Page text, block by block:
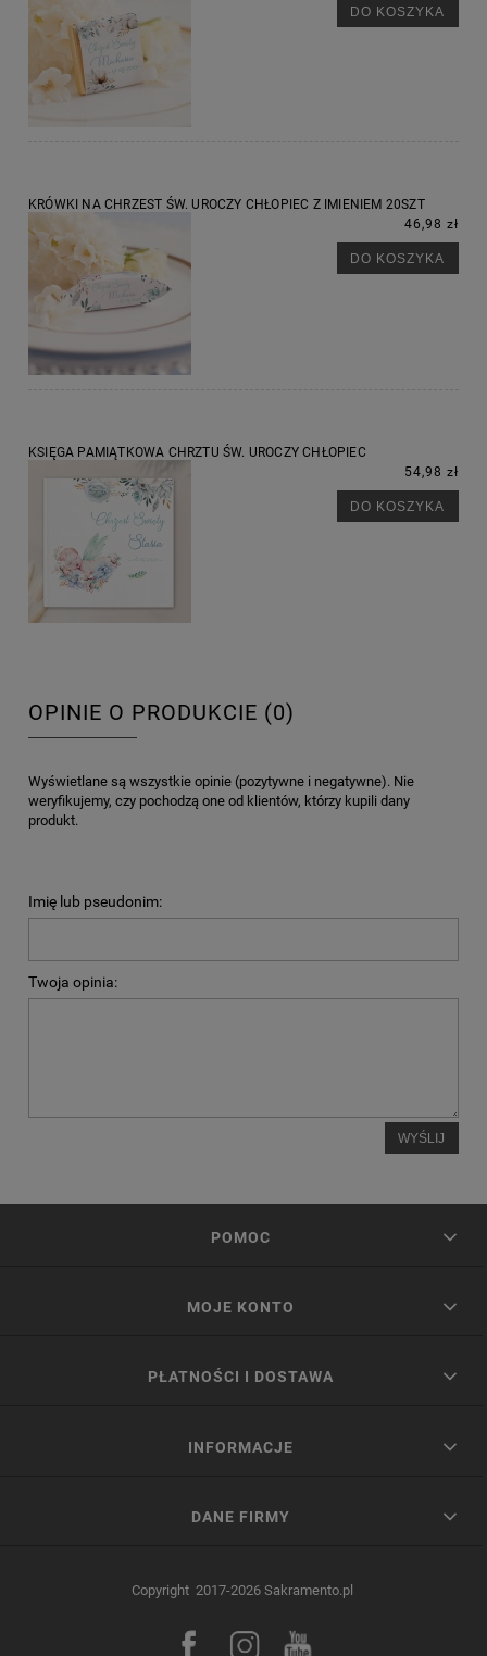
DO KOSZYKA
KRÓWKI NA CHRZEST ŚW. UROCZY CHŁOPIEC Z IMIENIEM 20SZT
46,98 zł
DO KOSZYKA
KSIĘGA PAMIĄTKOWA CHRZTU ŚW. UROCZY CHŁOPIEC
54,98 zł
DO KOSZYKA
OPINIE O PRODUKCIE (0)
Wyświetlane są wszystkie opinie (pozytywne i negatywne). Nie
weryfikujemy, czy pochodzą one od klientów, którzy kupili dany
produkt.
Imię lub pseudonim:
Twoja opinia:
WYŚLIJ
POMOC
MOJE KONTO
PŁATNOŚCI I DOSTAWA
INFORMACJE
DANE FIRMY
Copyright 2017-2026 Sakramento.pl